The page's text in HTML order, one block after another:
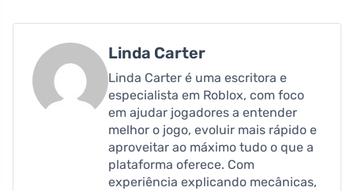
Linda Carter
Linda Carter é uma escritora e
especialista em Roblox, com foco
em ajudar jogadores a entender
melhor o jogo, evoluir mais rápido e
aproveitar ao máximo tudo o que a
plataforma oferece. Com
experiência explicando mecânicas,